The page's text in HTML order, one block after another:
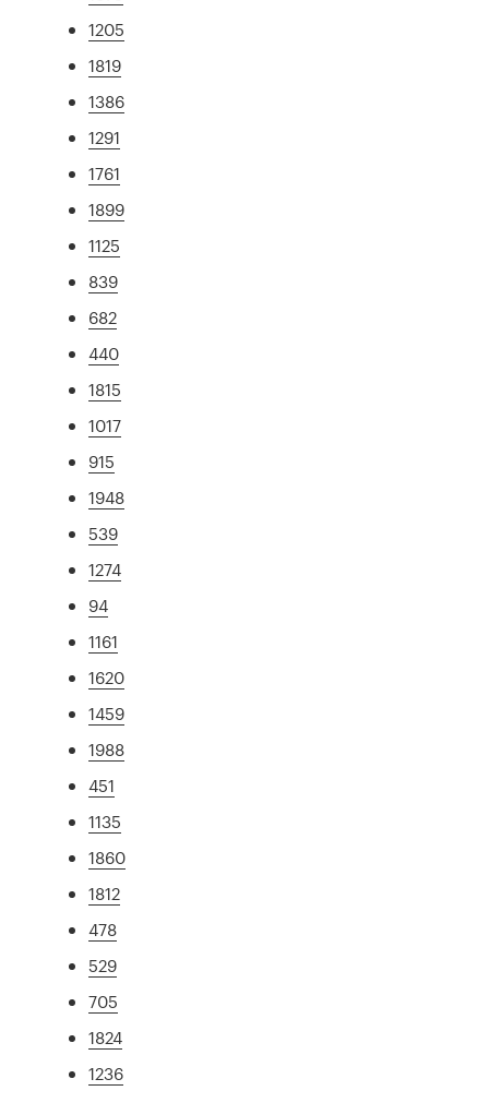
1205
1819
1386
1291
1761
1899
1125
839
682
440
1815
1017
915
1948
539
1274
94
1161
1620
1459
1988
451
1135
1860
1812
478
529
705
1824
1236